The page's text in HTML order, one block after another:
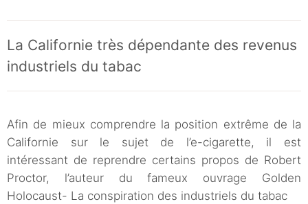
La Californie très dépendante des revenus
industriels du tabac
Afin de mieux comprendre la position extrême de la
Californie sur le sujet de l’e-cigarette, il est
intéressant de reprendre certains propos de Robert
Proctor, l’auteur du fameux ouvrage Golden
Holocaust- La conspiration des industriels du tabac